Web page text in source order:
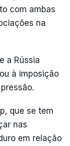
com ambas
na
a Rússia
à imposição
que se tem
nas
em relação